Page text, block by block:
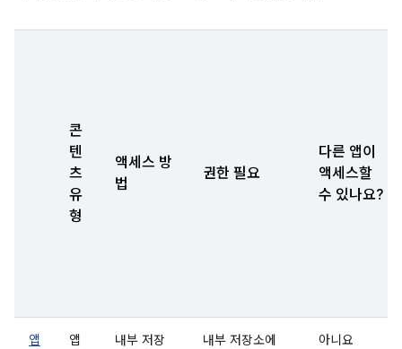
콘
텐
츠
유
형
액세스 방
법
권한 필요
다른 앱이
액세스할
수 있나요?
앱
앱
내부 저장
내부 저장소에
아니요